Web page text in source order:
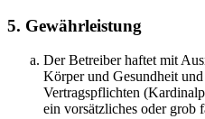
5. Gewährleistung
Der Betreiber haftet mit
Körper und Gesundheit
Vertragspflichten
ein vorsätzliches oder grob